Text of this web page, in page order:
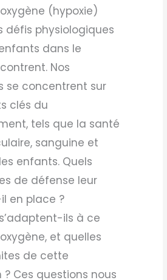
(hypoxie)
défis physiologiques
dans le
Nos
se concentrent sur
clés du
tels que la santé
sanguine et
enfants. Quels
de défense leur
en place ?
ils à ce
et quelles
de cette
Ces questions nous